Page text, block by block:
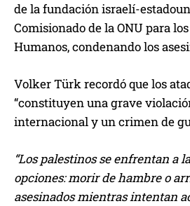
de la fundación israelí-
Comisionado de la ONU para
Humanos, condenando los
Volker Türk recordó que los
“constituyen una grave
internacional y un crimen de
“Los palestinos se enfrentan a
opciones: morir de hambre o
asesinados mientras intentan